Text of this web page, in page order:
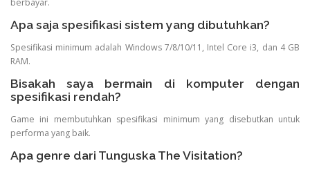
Apa saja spesifikasi sistem yang dibutuhkan?
Spesifikasi minimum adalah Windows 7/8/10/11, Intel Core i3, dan 4 GB
RAM.
Bisakah saya bermain di komputer dengan
spesifikasi rendah?
Game ini membutuhkan spesifikasi minimum yang disebutkan untuk
performa yang baik.
Apa genre dari Tunguska The Visitation?